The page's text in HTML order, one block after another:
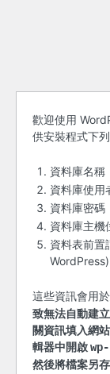
開
始
之
前
歡迎使用
供安裝程式下列
資料庫名稱
資料庫使用
資料庫密碼
資料庫主機
資料表前置
WordPress)
這些資訊會用
致無法自動建
關資訊填入網
輯器中開啟
然後將檔案另